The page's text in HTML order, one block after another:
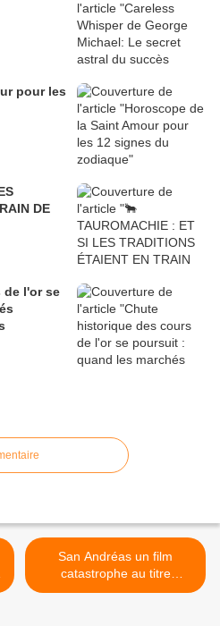
pour les
DE
de l'or se
San Andréas un film
catastrophe au titre
prémonitoire? >